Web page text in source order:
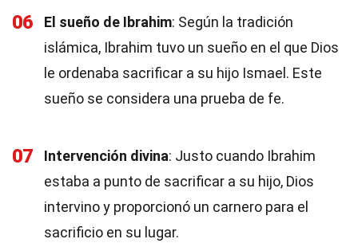
06 El sueño de Ibrahim: Según la tradición
islámica, Ibrahim tuvo un sueño en el que Dios
le ordenaba sacrificar a su hijo Ismael. Este
sueño se considera una prueba de fe.
07 Intervención divina: Justo cuando Ibrahim
estaba a punto de sacrificar a su hijo, Dios
intervino y proporcionó un carnero para el
sacrificio en su lugar.